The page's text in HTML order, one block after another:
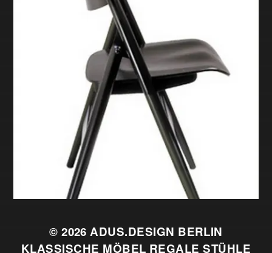
© 2026ADUS.DESIGN BERLIN
KLASSISCHE MÖBEL REGALE STÜHLE